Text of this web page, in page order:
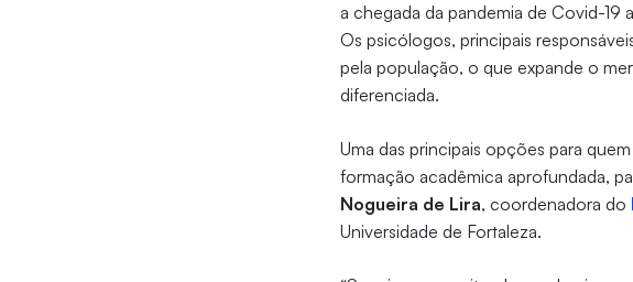
a chegada da pandemia de Covid-19
Os psicólogos, principais
pela população, o que expande o
diferenciada.
Uma das principais opções para
formação acadêmica aprofundada,
Nogueira de Lira, coordenadora do
Universidade de Fortaleza.